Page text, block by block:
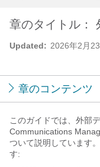
Updated: 2026年2月
章のタイトル：
章のコンテンツ
このガイドでは、外部
Communications
ついて説明しています
す: